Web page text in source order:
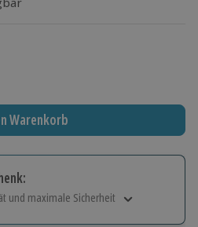
Warenkorb
und maximale Sicherheit